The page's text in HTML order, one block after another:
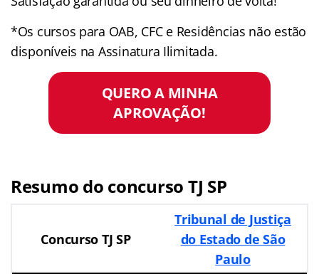
*Os cursos para OAB, CFC e Residências não estão
disponíveis na Assinatura Ilimitada.
QUERO A MINHA
APROVAÇÃO!
Resumo do concurso TJ SP
Concurso TJ SP
Tribunal de Justiça
do Estado de São
Paulo